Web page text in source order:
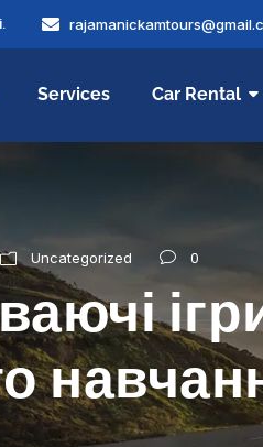
Services Car Rental
Uncategorized 0